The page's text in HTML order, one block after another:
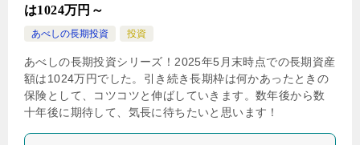
は1024万円～
あべしの長期投資 投資
あべしの長期投資シリーズ！2025年5月末時点での長期資産
額は1024万円でした。引き続き長期枠は何かあったときの
保険として、コツコツと伸ばしていきます。数年後から数
十年後に期待して、気長に待ちたいと思います！